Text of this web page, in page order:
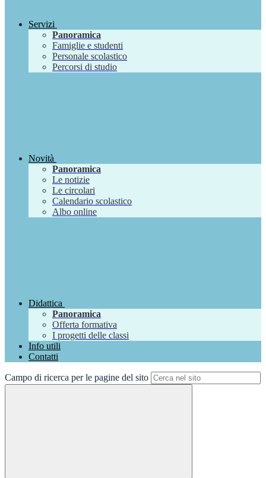
Servizi
Panoramica
Famiglie e studenti
Personale scolastico
Percorsi di studio
Novità
Panoramica
Le notizie
Le circolari
Calendario scolastico
Albo online
Didattica
Panoramica
Offerta formativa
I progetti delle classi
Info utili
Contatti
Campo di ricerca per le pagine del sito